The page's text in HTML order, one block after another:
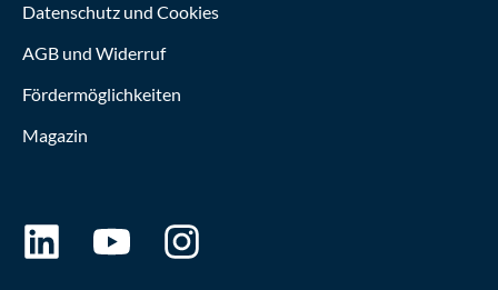
Datenschutz und Cookies
AGB und Widerruf
Fördermöglichkeiten
Magazin